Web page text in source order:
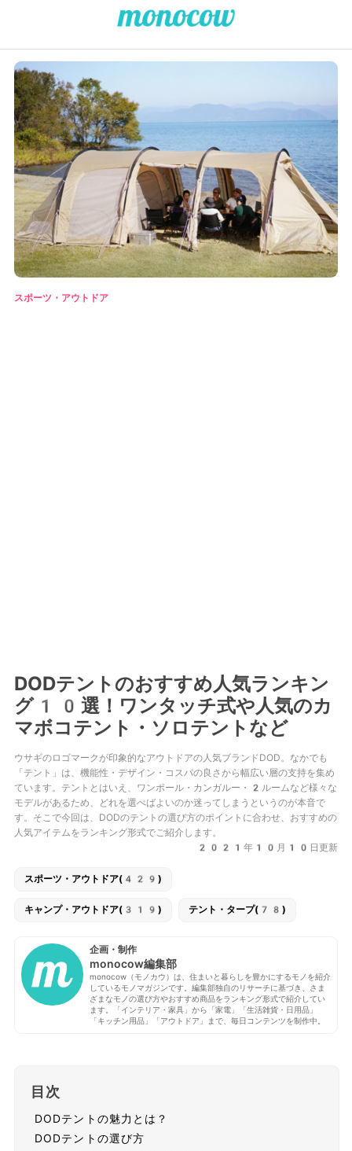
スポーツ・アウトドア
DODテントのおすすめ人気ランキン
グ10選！ワンタッチ式や人気のカ
マボコテント・ソロテントなど
ウサギのロゴマークが印象的なアウトドアの人気ブランドDOD。なかでも
「テント」は、機能性・デザイン・コスパの良さから幅広い層の支持を集め
ています。テントとはいえ、ワンポール・カンガルー・2ルームなど様々な
モデルがあるため、どれを選べばよいのか迷ってしまうというのが本音で
す。そこで今回は、DODのテントの選び方のポイントに合わせ、おすすめの
人気アイテムをランキング形式でご紹介します。
2021年10月10日更新
スポーツ・アウトドア(429)
キャンプ・アウトドア(319) テント・タープ(78)
企画・制作
monocow編集部
monocow（モノカウ）は、住まいと暮らしを豊かにするモノを紹介
しているモノマガジンです。編集部独自のリサーチに基づき、さま
ざまなモノの選び方やおすすめ商品をランキング形式で紹介してい
ます。「インテリア・家具」から「家電」「生活雑貨・日用品」
「キッチン用品」「アウトドア」まで、毎日コンテンツを制作中。
目次
DODテントの魅力とは？
DODテントの選び方